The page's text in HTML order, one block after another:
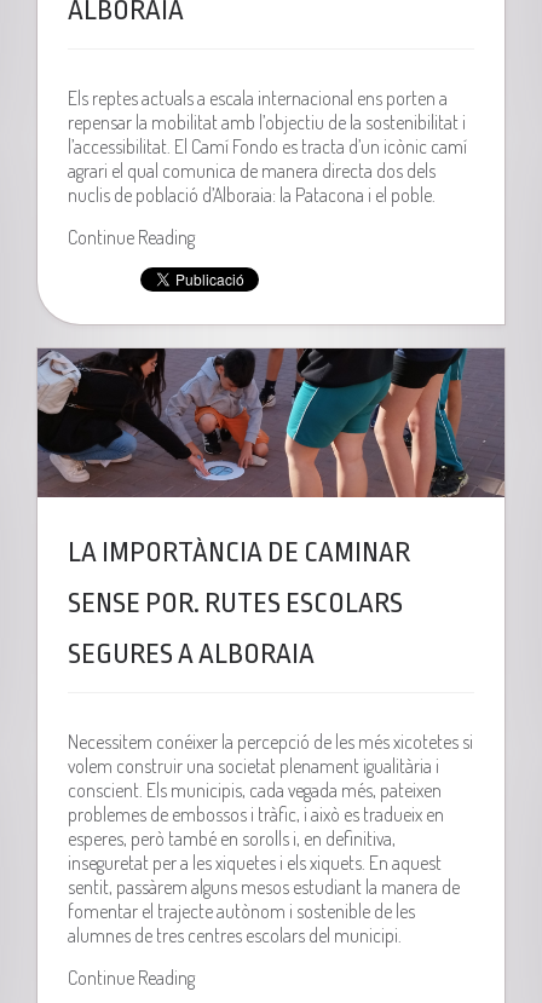
ALBORAIA
Els reptes actuals a escala internacional ens porten a
repensar la mobilitat amb l’objectiu de la sostenibilitat i
l’accessibilitat. El Camí Fondo es tracta d’un icònic camí
agrari el qual comunica de manera directa dos dels
nuclis de població d’Alboraia: la Patacona i el poble.
Continue Reading
LA IMPORTÀNCIA DE CAMINAR
SENSE POR. RUTES ESCOLARS
SEGURES A ALBORAIA
Necessitem conéixer la percepció de les més xicotetes si
volem construir una societat plenament igualitària i
conscient. Els municipis, cada vegada més, pateixen
problemes de embossos i tràfic, i això es tradueix en
esperes, però també en sorolls i, en definitiva,
inseguretat per a les xiquetes i els xiquets. En aquest
sentit, passàrem alguns mesos estudiant la manera de
fomentar el trajecte autònom i sostenible de les
alumnes de tres centres escolars del municipi.
Continue Reading